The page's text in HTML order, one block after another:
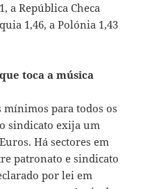
a República Checa
1,46, a Polónia 1,43
toca a música
para todos os
sindicato exija um
Há sectores em
patronato e sindicato
por lei em